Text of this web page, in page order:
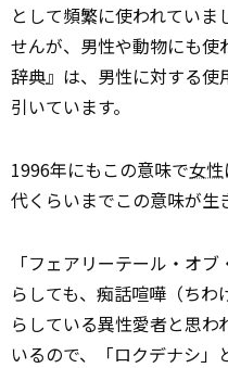
として頻繁に使われてい
せんが、男性や動物にも
辞典』は、男性に対する使
引いています。
1996年にもこの意味で女性
代くらいまでこの意味が生
「フェアリーテール・オ
らしても、痴話喧嘩（ち
らしている異性愛者と思
いるので、「ロクデナシ